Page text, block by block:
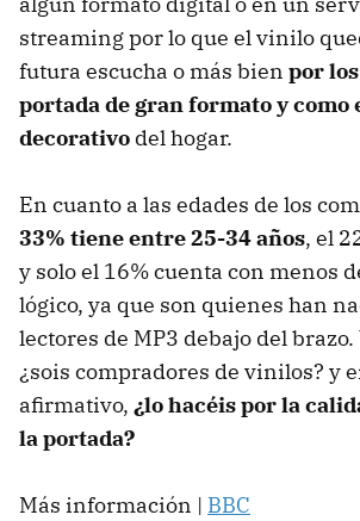
streaming por lo que el vinilo
futura escucha o más bien por
portada de gran formato y como
decorativo del hogar.
En cuanto a las edades de los
33% tiene entre 25-34 años, el
y solo el 16% cuenta con menos
lógico, ya que son quienes han
lectores de MP3 debajo del brazo.
¿sois compradores de vinilos? y
afirmativo, ¿lo hacéis por la
la portada?
Más información | BBC